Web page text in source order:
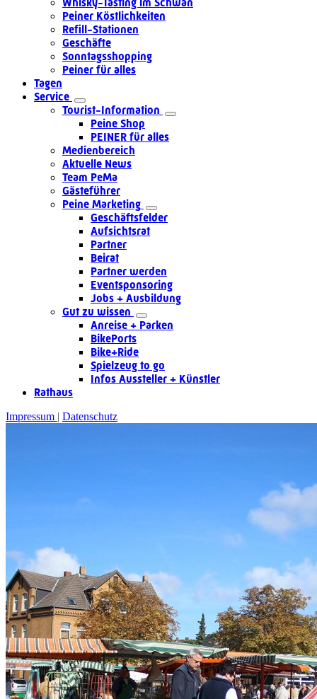
Peiner Köstlichkeiten
Refill-Stationen
Geschäfte
Sonntagsshopping
Peiner für alles
Tagen
Service
Tourist-Information
Peine Shop
PEINER für alles
Medienbereich
Aktuelle News
Team PeMa
Gästeführer
Peine Marketing
Geschäftsfelder
Aufsichtsrat
Partner
Beirat
Partner werden
Eventsponsoring
Jobs + Ausbildung
Gut zu wissen
Anreise + Parken
BikePorts
Bike+Ride
Spielzeug to go
Infos Aussteller + Künstler
Rathaus
Impressum Datenschutz